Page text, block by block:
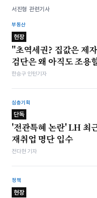
서진형 관련기사
부동산
현장
"초역세권? 집값은 제
검단은 왜 아직도 조용
한승구 인턴기자
심층기획
단독
'전관특혜 논란' LH 최
재취업 명단 입수
전다현 기자
정책
현장